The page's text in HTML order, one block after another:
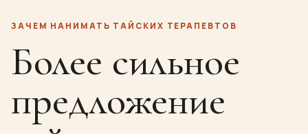
ЗАЧЕМ НАНИМАТЬ ТАЙСКИХ ТЕРАПЕВТОВ
Более сильное
предложение